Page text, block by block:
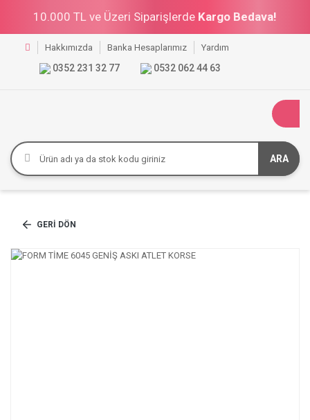
10.000 TL ve Üzeri Siparişlerde Kargo Bedava!
Hakkımızda Banka Hesaplarımız Yardım
0352 231 32 77 0532 062 44 63
ARA
GERI DÖN